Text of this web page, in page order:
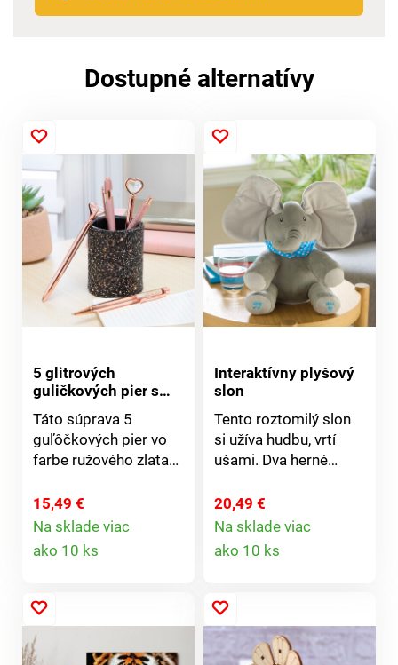
Dostupné alternatívy
5 glitrových
guličkových pier s
Táto súprava 5
guľôčkových pier vo
farbe ružového zlata
Dve z nich majú
„diamantový“ vzhľad.
Zodpovedajúci
zaistí poriadok na
stole. Skvelý nápad na
darček!
15,49 €
Na sklade viac
ako 10 ks
Interaktívny plyšový
slon
Tento roztomilý slon
si užíva hudbu, vrtí
ušami. Dva herné
zvedavosť a rozvoj.
Ideálny na hranie a
maznanie.
20,49 €
Na sklade viac
ako 10 ks